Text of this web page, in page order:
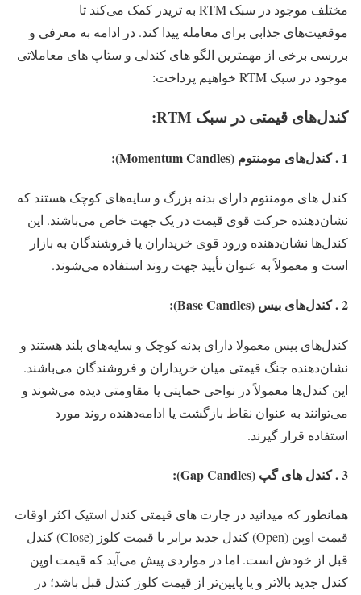
مختلف موجود در سبک RTM به تریدر کمک می‌کند تا
موقعیت‌های جذابی برای معامله پیدا کند. در ادامه به معرفی و
بررسی برخی از مهمترین الگو های کندلی و ستاپ های معاملاتی
موجود در سبک RTM خواهیم پرداخت:
کندل‌های قیمتی در سبک RTM:
1 . کندل‌های مومنتوم (Momentum Candles):
کندل‌ های مومنتوم دارای بدنه بزرگ و سایه‌های کوچک هستند که
نشان‌دهنده حرکت قوی قیمت در یک جهت خاص می‌باشند. این
کندل‌ها نشان‌دهنده ورود قوی خریداران یا فروشندگان به بازار
است و معمولاً به عنوان تأیید جهت روند استفاده می‌شوند.
2 . کندل‌های بیس (Base Candles):
کندل‌های بیس معمولا دارای بدنه کوچک و سایه‌های بلند هستند و
نشان‌دهنده جنگ قیمتی میان خریداران و فروشندگان می‌باشند.
این کندل‌ها معمولاً در نواحی حمایتی یا مقاومتی دیده می‌شوند و
می‌توانند به عنوان نقاط بازگشت یا ادامه‌دهنده روند مورد
استفاده قرار گیرند.
3 . کندل های گپ (Gap Candles):
همانطور که میدانید در چارت های قیمتی کندل استیک اکثر اوقات
قیمت اوپن (Open) کندل جدید برابر با قیمت کلوز (Close) کندل
قبل از خودش است. اما در مواردی پیش می‌آید که قیمت اوپن
کندل جدید بالاتر و یا پایین‌تر از قیمت کلوز کندل قبل باشد؛ در